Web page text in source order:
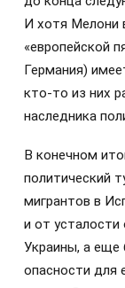
И хотя Мелони
«европейской
Германия)
кто-то из них
наследника
В конечном
политический
мигрантов в
и от
Украины, а еще
опасности для